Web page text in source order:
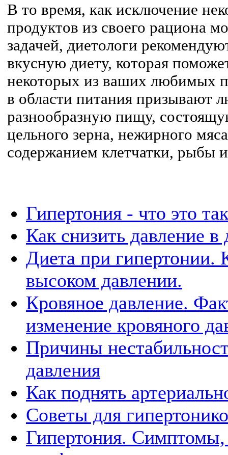
В то время, как исключение
продуктов из своего рациона
задачей, диетологи
вкусную диету, которая
некоторых из ваших любимых
в области питания призывают
разнообразную пищу,
цельного зерна, нежирного
содержанием клетчатки, рыбы
Гипертония - что это
Как снизить давление
Диета при гипертонии.
высоком давлении.
Кровяное давление.
изменение кровяного
Причины
давления
Как поднять
Советы для
Гипертония. Симптомы,